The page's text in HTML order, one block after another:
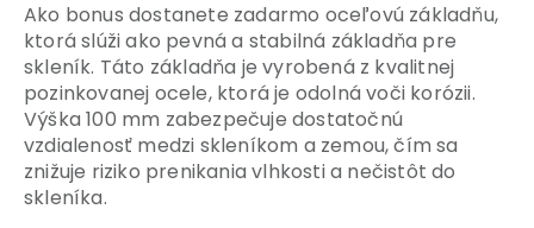
Ako bonus dostanete zadarmo oceľovú základňu,
ktorá slúži ako pevná a stabilná základňa pre
skleník. Táto základňa je vyrobená z kvalitnej
pozinkovanej ocele, ktorá je odolná voči korózii.
Výška 100 mm zabezpečuje dostatočnú
vzdialenosť medzi skleníkom a zemou, čím sa
znižuje riziko prenikania vlhkosti a nečistôt do
skleníka.